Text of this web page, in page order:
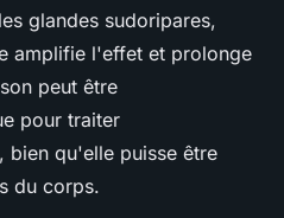
glandes sudoripares,
amplifie l'effet et prolonge
peut être
pour traiter
, bien qu'elle puisse être
du corps.